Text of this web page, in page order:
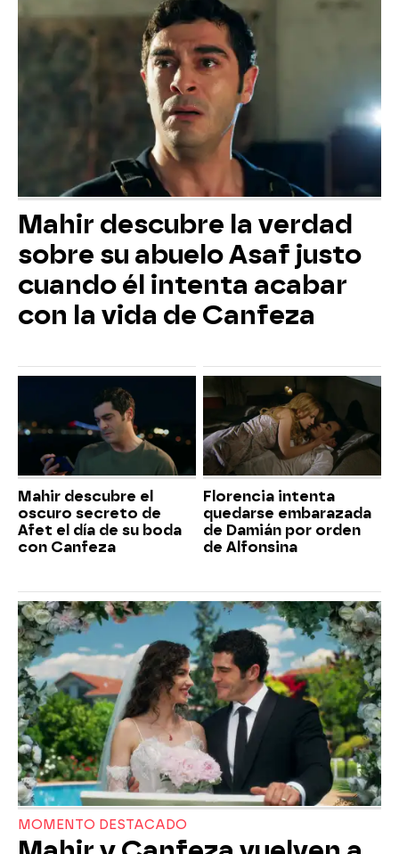
Mahir descubre la verdad
sobre su abuelo Asaf justo
cuando él intenta acabar
con la vida de Canfeza
Mahir descubre el
oscuro secreto de
Afet el día de su boda
con Canfeza
Florencia intenta
quedarse embarazada
de Damián por orden
de Alfonsina
MOMENTO DESTACADO